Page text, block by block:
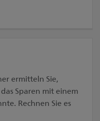
ermitteln Sie,
Sparen mit einem
Rechnen Sie es